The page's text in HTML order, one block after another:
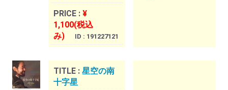
PRICE : ¥
1,100(税込
み)
ID : 191227121
TITLE : 星空の南
十字星